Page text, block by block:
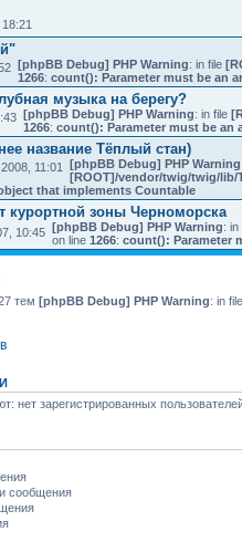
[phpBB Debug] PHP Warning: in file
1266: count(): Parameter must be an
музыка на берегу?
[phpBB Debug] PHP Warning: in file
1266: count(): Parameter must be an
название Тёплый стан)
11:01 [phpBB Debug] PHP Warning
[ROOT]/vendor/twig/twig/lib/
that implements Countable
курортной зоны Черноморска
10:45 [phpBB Debug] PHP Warning: in
on line 1266: count(): Parameter
тем [phpBB Debug] PHP Warning: in file
нет зарегистрированных
сообщения